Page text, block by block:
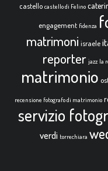
castello castello di Felino
engagement fidenza
matrimoni israele
reporter jazz la
matrimonio
recensione fotografo di matrimonio
servizio
verdi torrechiara